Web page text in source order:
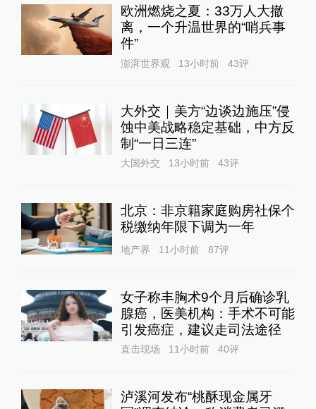
欧洲燃烧之夏：33万人大撤
离，一个升温世界的“哨兵事
件”
澎湃世界观 13小时前 43评
大外交｜美方“边谈边施压”侵
蚀中美战略稳定基础，中方反
制“一日三连”
大国外交 13小时前 43评
北京：非京籍家庭购房社保个
税缴纳年限下调为一年
地产界 11小时前 87评
女子称丰胸术9个月后确诊乳
腺癌，医美机构：手术不可能
引发癌症，建议走司法途径
直击现场 11小时前 40评
泸溪河发布“桃酥现金属牙